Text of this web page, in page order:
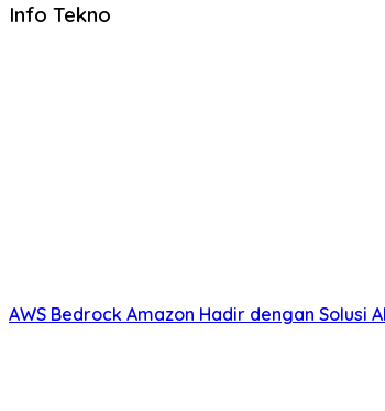
Info Tekno
AWS Bedrock Amazon Hadir dengan Solusi